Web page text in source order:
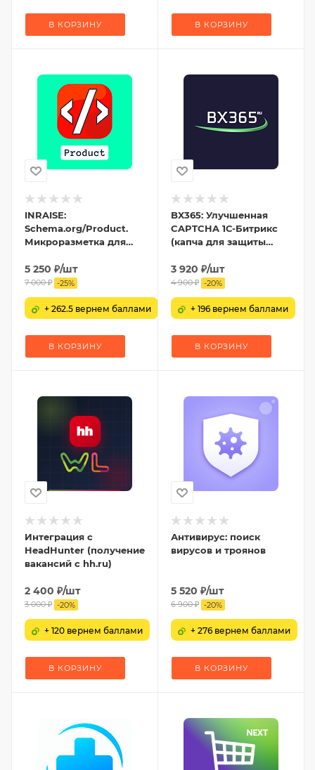
В КОРЗИНУ В КОРЗИНУ
INRAISE:
Schema.org/Product.
Микроразметка для
AggregateOffer,
OfferCatalog
5 250 ₽/шт
7 000₽ -25%
+ 262.5 вернем баллами
В КОРЗИНУ
BX365: Улучшенная
CAPTCHA 1С-Битрикс
(капча для защиты
3 920 ₽/шт
4 900₽ -20%
+ 196 вернем баллами
В КОРЗИНУ
Интеграция с
HeadHunter (получение
вакансий с hh.ru)
2 400 ₽/шт
3 000₽ -20%
+ 120 вернем баллами
В КОРЗИНУ
Антивирус: поиск
вирусов и троянов
5 520 ₽/шт
6 900₽ -20%
+ 276 вернем баллами
В КОРЗИНУ